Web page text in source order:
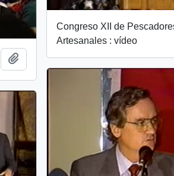
Congreso XII de
Artesanales : vídeo
Add to clipboard